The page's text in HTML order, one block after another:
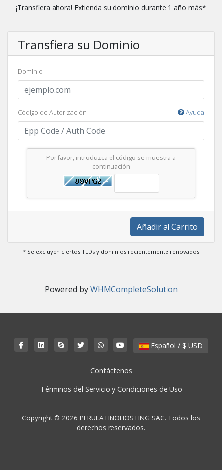
¡Transfiera ahora! Extienda su dominio durante 1 año más*
Transfiera su Dominio
Dominio
Código de Autorización Ayuda
Por favor, introduzca el código se muestra a
continuación
Añadir al Carrito
* Se excluyen ciertos TLDs y dominios recientemente renovados
Powered byWHMCompleteSolution
Español / $ USD
Contáctenos
Términos del Servicio y Condiciones de Uso
Copyright © 2026 PERULATINOHOSTING SAC. Todos los
derechos reservados.